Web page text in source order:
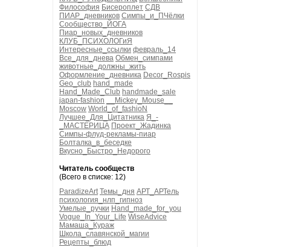
Философия Бисероплет СДВ
ПИАР_дневников Симпы_и_ПЧёлки
Сообщество_ЙОГА
Пиар_новых_дневников
КЛУБ_ПСИХОЛОГиЯ
Интересные_ссылки февраль_14
Все_для_днева Обмен_симпами
животные_должны_жить
Оформление_дневника Decor_Rospis
Geo_club hand_made
Hand_Made_Club handmade_sale
japan-fashion
__Mickey_Mouse__
Moscow World_of_fashioN
Лучшее_Для_Цитатника Я_-
_МАСТЕРИЦА Проект_Жадинка
Симпы-флуд-рекламы-пиар
Болталка_в_беседке
Вкусно_Быстро_Недорого
Читатель сообществ
(Всего в списке: 12)
ParadizeArt Темы_дня АРТ_АРТель
психология_нлп_гипноз
Умелые_ручки Hand_made_for_you
Vogue_In_Your_Life WiseAdvice
Мамаша_Кураж
Школа_славянской_магии
Рецепты_блюд